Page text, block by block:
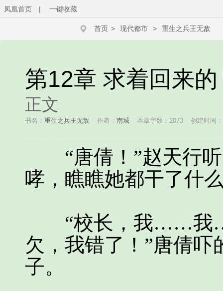
凤凰首页 | 一键收藏
首页 > 现代都市 > 重生之兵王无敌
第12章 求着回来的
正文
书名： 重生之兵王无敌 作者： 南城 本章字数：2073 创建时间
“唐倩！”赵天行听
哮，瞧瞧她都干了什
“校长，我……我
欠，我错了！”唐倩
子。